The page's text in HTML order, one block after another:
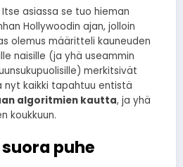
asiassa se tuo hieman
Hollywoodin ajan, jolloin
olemus määritteli kauneuden
naisille (ja yhä useammin
merkitsivät
kaikki tapahtuu entistä
algoritmien kautta, ja yhä
koukkuun.
puhe